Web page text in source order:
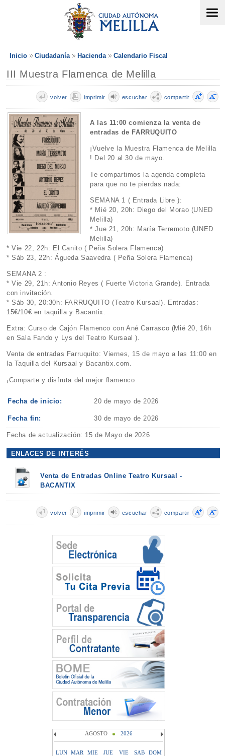
Inicio Ciudadanía Hacienda Calendario Fiscal
III Muestra Flamenca de Melilla
compartir
escuchar
imprimir
volver
A las 11:00 comienza la venta de
entradas de FARRUQUITO
¡Vuelve la Muestra Flamenca de Melilla
! Del 20 al 30 de mayo.
Te compartimos la agenda completa
para que no te pierdas nada:
SEMANA 1 ( Entrada Libre ):
* Mié 20, 20h: Diego del Morao (UNED
Melilla)
* Jue 21, 20h: María Terremoto (UNED
Melilla)
* Vie 22, 22h: El Canito ( Peña Solera Flamenca)
* Sáb 23, 22h: Águeda Saavedra ( Peña Solera Flamenca)
SEMANA 2 :
* Vie 29, 21h: Antonio Reyes ( Fuerte Victoria Grande). Entrada
con invitación.
* Sáb 30, 20:30h: FARRUQUITO (Teatro Kursaal). Entradas:
15€/10€ en taquilla y Bacantix.
Extra: Curso de Cajón Flamenco con Ané Carrasco (Mié 20, 16h
en Sala Fando y Lys del Teatro Kursaal ).
Venta de entradas Farruquito: Viernes, 15 de mayo a las 11:00 en
la Taquilla del Kursaal y Bacantix.com.
¡Comparte y disfruta del mejor flamenco
Fecha de inicio: 20 de mayo de 2026
Fecha fin: 30 de mayo de 2026
Fecha de actualización: 15 de Mayo de 2026
ENLACES DE INTERÉS
Venta de Entradas Online Teatro Kursaal -
BACANTIX
compartir
escuchar
imprimir
volver
AGOSTO 2026
LUN MAR MIE JUE VIE SAB DOM